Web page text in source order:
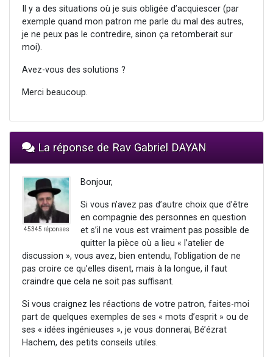
Il y a des situations où je suis obligée d’acquiescer (par
exemple quand mon patron me parle du mal des autres,
je ne peux pas le contredire, sinon ça retomberait sur
moi).
Avez-vous des solutions ?
Merci beaucoup.
La réponse de Rav Gabriel DAYAN
45345 réponses
Bonjour,
Si vous n’avez pas d’autre choix que d’être
en compagnie des personnes en question
et s’il ne vous est vraiment pas possible de
quitter la pièce où a lieu « l’atelier de
discussion », vous avez, bien entendu, l’obligation de ne
pas croire ce qu’elles disent, mais à la longue, il faut
craindre que cela ne soit pas suffisant.
Si vous craignez les réactions de votre patron, faites-moi
part de quelques exemples de ses « mots d’esprit » ou de
ses « idées ingénieuses », je vous donnerai, Bé’ézrat
Hachem, des petits conseils utiles.